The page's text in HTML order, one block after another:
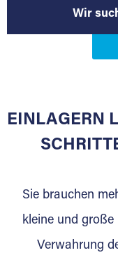
Wir
Werden
Sie bieten
wurde?
und generieren
Lagerkunden
Ihre Vorteile
EINLAGERN
Sie brauchen
kleine und
Verwahrung